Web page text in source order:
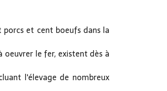
et cent boeufs dans la
le fer, existent dès à
l'élevage de nombreux